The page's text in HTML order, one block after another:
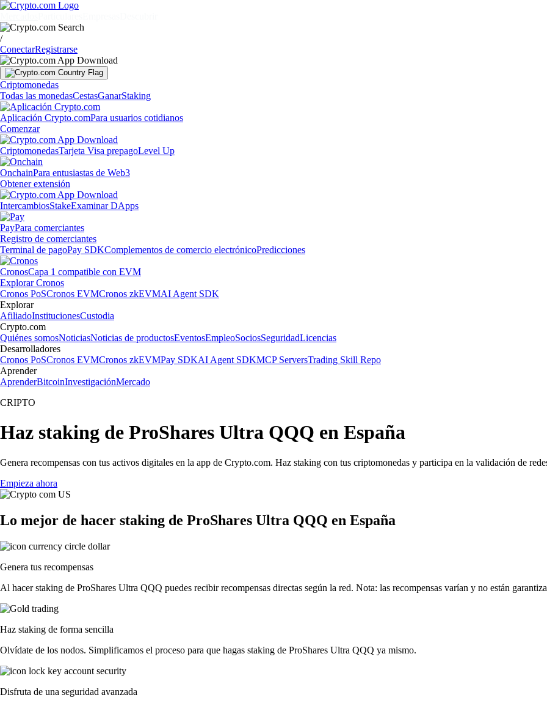
/
ConectarRegistrarse
Criptomonedas
Todas las monedasCestasGanarStaking
Aplicación Crypto.comPara usuarios cotidianos
Comenzar
CriptomonedasTarjeta Visa prepagoLevel Up
OnchainPara entusiastas de Web3
Obtener extensión
IntercambiosStakeExaminar DApps
PayPara comerciantes
Registro de comerciantes
Terminal de pagoPay SDKComplementos de comercio electrónicoPredicciones
CronosCapa 1 compatible con EVM
Explorar Cronos
Cronos PoSCronos EVMCronos zkEVMAI Agent SDK
Explorar
AfiliadoInstitucionesCustodia
Crypto.com
Quiénes somosNoticiasNoticias de productosEventosEmpleoSociosSeguridadLicencias
Desarrolladores
Cronos PoSCronos EVMCronos zkEVMPay SDKAI Agent SDKMCP ServersTrading Skill Repo
Aprender
AprenderBitcoinInvestigaciónMercado
CRIPTO
Haz staking de ProShares Ultra QQQ en España
Genera recompensas con tus activos digitales en la app de Crypto.com. Haz staking con tus criptomonedas y participa en la validación de
Empieza ahora
Lo mejor de hacer staking de ProShares Ultra QQQ en España
Genera tus recompensas
Al hacer staking de ProShares Ultra QQQ puedes recibir recompensas directas según la red. Nota: las recompensas varían y no están
Haz staking de forma sencilla
Olvídate de los nodos. Simplificamos el proceso para que hagas staking de ProShares Ultra QQQ ya mismo.
Disfruta de una seguridad avanzada